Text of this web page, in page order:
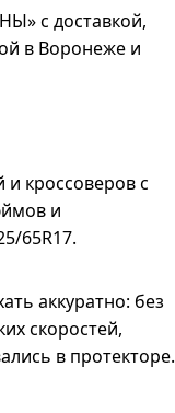
с доставкой,
в Воронеже и
кроссоверов с
и
65R17.
аккуратно: без
скоростей,
в протекторе.